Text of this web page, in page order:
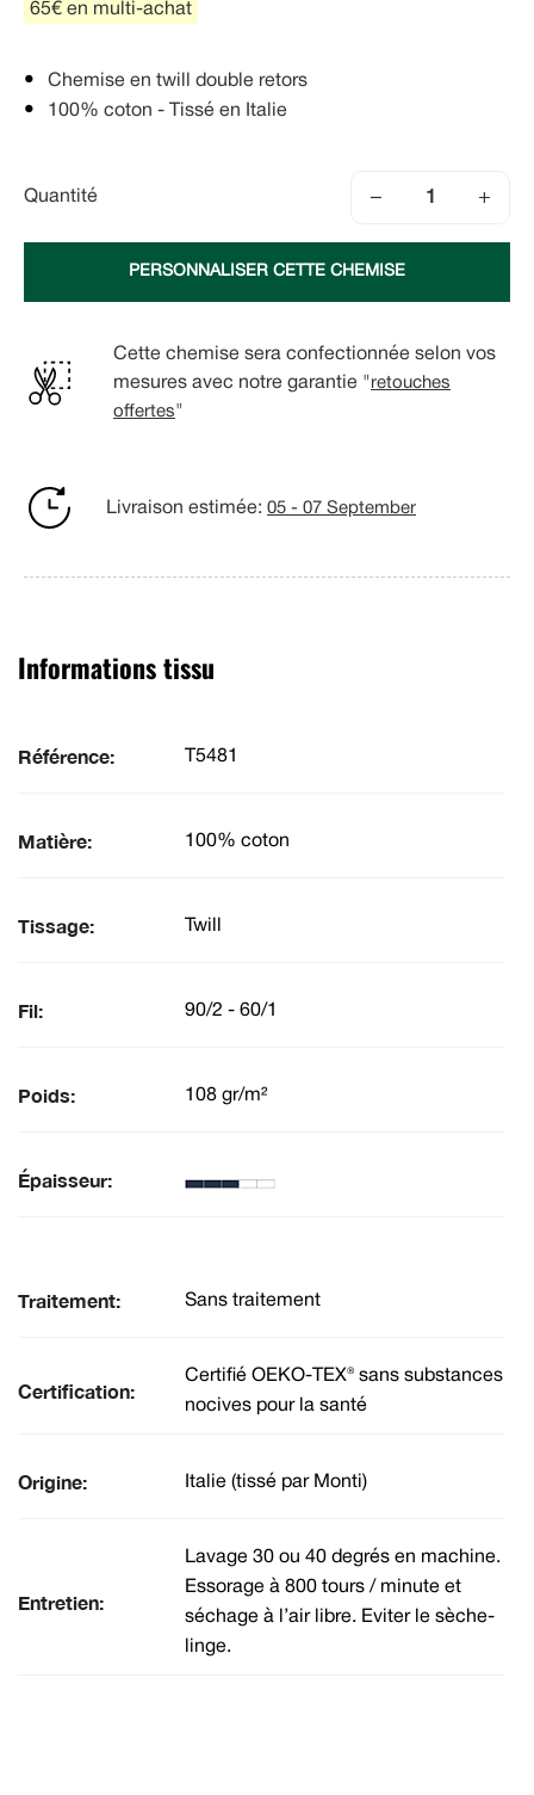
65€ en multi-achat
Chemise en twill double retors
100% coton - Tissé en Italie
Quantité − +
PERSONNALISER CETTE CHEMISE
Cette chemise sera confectionnée selon vos
mesures avec notre garantie " retouches
offertes"
Livraison estimée: 05 - 07 September
Informations tissu
Référence: T5481
Matière: 100% coton
Tissage: Twill
Fil: 90/2 - 60/1
Poids: 108 gr/m²
Épaisseur:
Traitement: Sans traitement
Certification:
Certifié OEKO-TEX® sans substances
nocives pour la santé
Origine: Italie (tissé par Monti)
Entretien:
Lavage 30 ou 40 degrés en machine.
Essorage à 800 tours / minute et
séchage à l’air libre. Eviter le sèche-
linge.